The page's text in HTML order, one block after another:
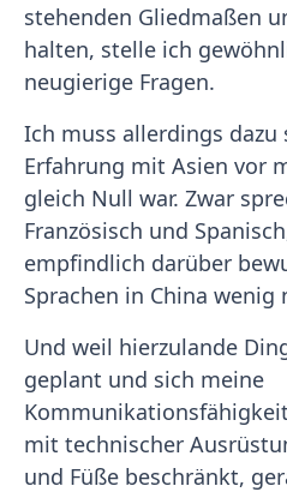
stehenden Gliedmaßen
halten, stelle ich
neugierige Fragen.
Ich muss allerdings dazu
Erfahrung mit Asien vor
gleich Null war. Zwar
Französisch und
empfindlich darüber
Sprachen in China wenig
Und weil hierzulande
geplant und sich meine
mit technischer
und Füße beschränkt,